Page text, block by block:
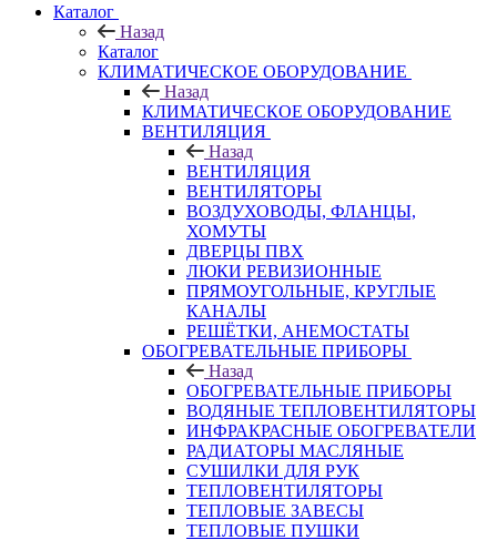
Каталог
Назад
Каталог
КЛИМАТИЧЕСКОЕ ОБОРУДОВАНИЕ
Назад
КЛИМАТИЧЕСКОЕ ОБОРУДОВАНИЕ
ВЕНТИЛЯЦИЯ
Назад
ВЕНТИЛЯЦИЯ
ВЕНТИЛЯТОРЫ
ВОЗДУХОВОДЫ, ФЛАНЦЫ,
ХОМУТЫ
ДВЕРЦЫ ПВХ
ЛЮКИ РЕВИЗИОННЫЕ
ПРЯМОУГОЛЬНЫЕ, КРУГЛЫЕ
КАНАЛЫ
РЕШЁТКИ, АНЕМОСТАТЫ
ОБОГРЕВАТЕЛЬНЫЕ ПРИБОРЫ
Назад
ОБОГРЕВАТЕЛЬНЫЕ ПРИБОРЫ
ВОДЯНЫЕ ТЕПЛОВЕНТИЛЯТОРЫ
ИНФРАКРАСНЫЕ ОБОГРЕВАТЕЛИ
РАДИАТОРЫ МАСЛЯНЫЕ
СУШИЛКИ ДЛЯ РУК
ТЕПЛОВЕНТИЛЯТОРЫ
ТЕПЛОВЫЕ ЗАВЕСЫ
ТЕПЛОВЫЕ ПУШКИ